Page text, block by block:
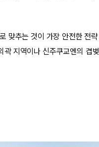
맞추는 것이 가장 안전한 전략
지역이나 신주쿠교엔의 겹벚